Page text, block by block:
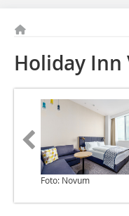
Holiday Inn
Foto: Novum